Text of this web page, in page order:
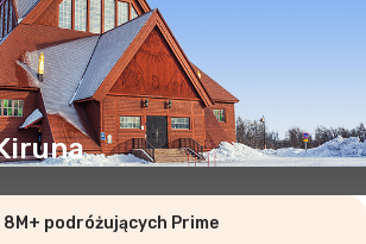
podróżujących Prime